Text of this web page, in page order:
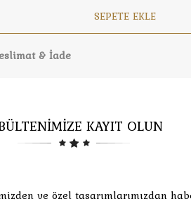
SEPETE EKLE
& İade
KAYIT OLUN
ve özel tasarımlarımızdan